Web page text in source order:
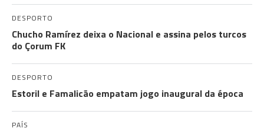
DESPORTO
Chucho Ramírez deixa o Nacional e assina pelos turcos
do Çorum FK
DESPORTO
Estoril e Famalicão empatam jogo inaugural da época
PAÍS